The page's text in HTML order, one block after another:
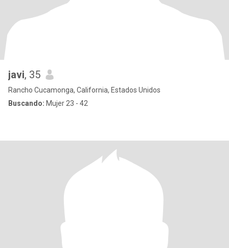
javi, 35
Rancho Cucamonga, California, Estados Unidos
Buscando: Mujer 23 - 42